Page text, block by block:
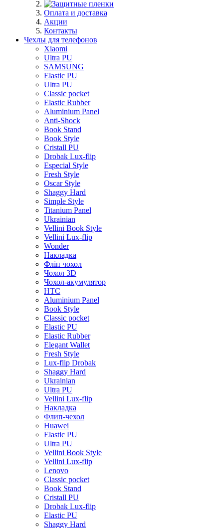
Оплата и доставка
Акции
Контакты
Чехлы для телефонов
Xiaomi
Ultra PU
SAMSUNG
Elastic PU
Ultra PU
Classic pocket
Elastic Rubber
Aluminium Panel
Anti-Shock
Book Stand
Book Style
Cristall PU
Drobak Lux-flip
Especial Style
Fresh Style
Oscar Style
Shaggy Hard
Simple Style
Titanium Panel
Ukrainian
Vellini Book Style
Vellini Lux-flip
Wonder
Накладка
Фліп чохол
Чохол 3D
Чохол-акумулятор
HTC
Aluminium Panel
Book Style
Classic pocket
Elastic PU
Elastic Rubber
Elegant Wallet
Fresh Style
Lux-flip Drobak
Shaggy Hard
Ukrainian
Ultra PU
Vellini Lux-flip
Накладка
Флип-чехол
Huawei
Elastic PU
Ultra PU
Vellini Book Style
Vellini Lux-flip
Lenovo
Classic pocket
Book Stand
Cristall PU
Drobak Lux-flip
Elastic PU
Shaggy Hard